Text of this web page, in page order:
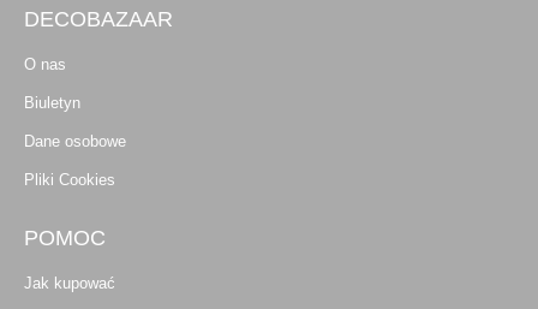
DECOBAZAAR
O nas
Biuletyn
Dane osobowe
Pliki Cookies
POMOC
Jak kupować